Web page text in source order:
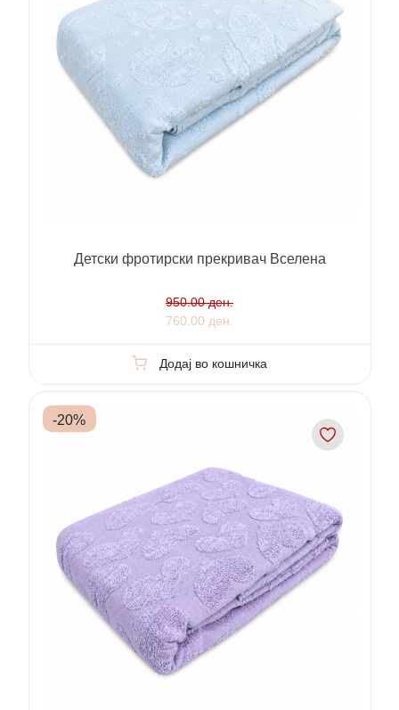
Детски фротирски прекривач Вселена
950.00 ден.
760.00 ден.
Додај во кошничка
-20%